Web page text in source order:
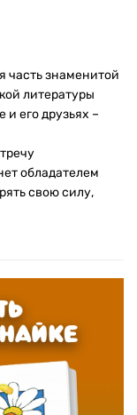
часть знаменитой
литературы
его друзьях –
обладателем
свою силу,